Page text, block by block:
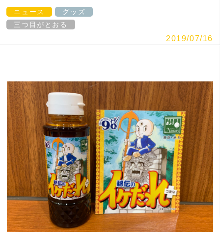
ニュース
グッズ
三つ目がとおる
2019/07/16